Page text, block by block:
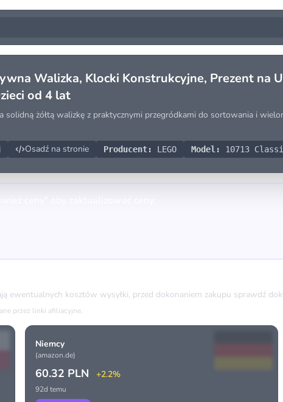
Walizka, Klocki Konstrukcyjne, Prezent na
od 4 lat
solidną żółtą walizkę z praktycznymi przegródkami do sortowania i
Osadź na stronie Producent: LEGO Model: 10713
ewentualnych kosztów wysyłki, przed dokonaniem zakupu sprawdź
przez linki afiliacyjne.
Niemcy
(amazon.de)
60.32 PLN +2.2%
92d temu